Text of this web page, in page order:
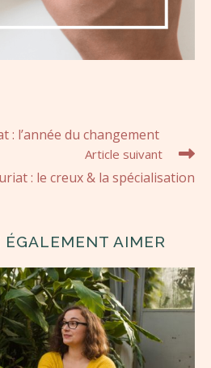
: l’année du changement
Article suivant
: le creux & la spécialisation
ÉGALEMENT AIMER